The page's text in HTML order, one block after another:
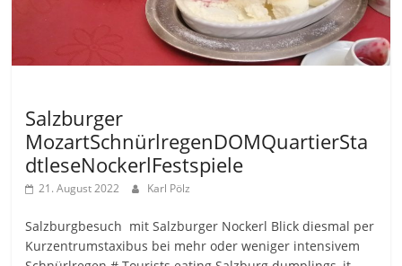
Salzburger
MozartSchnürlregenDOMQuartierSta
dtleseNockerlFestspiele
21. August 2022 Karl Pölz
Salzburgbesuch mit Salzburger Nockerl Blick diesmal per
Kurzentrumstaxibus bei mehr oder weniger intensivem